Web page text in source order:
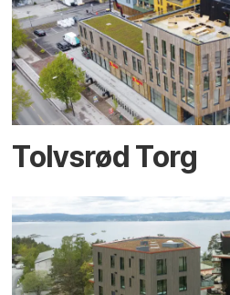
Tolvsrød Torg